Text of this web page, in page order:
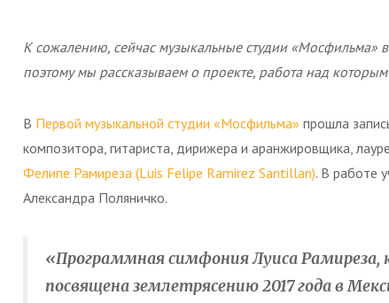
К сожалению, сейчас музыкальные студии «Мосфильма»
поэтому мы рассказываем о проекте, работа над которым
В Первой музыкальной студии «Мосфильма» прошла
композитора, гитариста, дирижера и аранжировщика,
Фелипе Рамиреза (Luis Felipe Ramirez Santillan). В работе
Александра Поляничко.
«Программная симфония Луиса Рамиреза,
посвящена землетрясению 2017 года в